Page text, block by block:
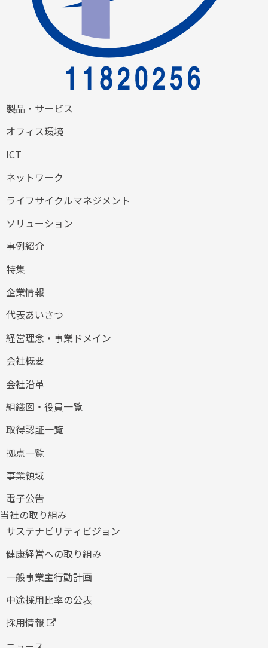
製品・サービス
オフィス環境
ICT
ネットワーク
ライフサイクルマネジメント
ソリューション
事例紹介
特集
企業情報
代表あいさつ
経営理念・事業ドメイン
会社概要
会社沿革
組織図・役員一覧
取得認証一覧
拠点一覧
事業領域
電子公告
当社の取り組み
サステナビリティビジョン
健康経営への取り組み
​一般事業主行動計画
中途採用比率の公表
採用情報